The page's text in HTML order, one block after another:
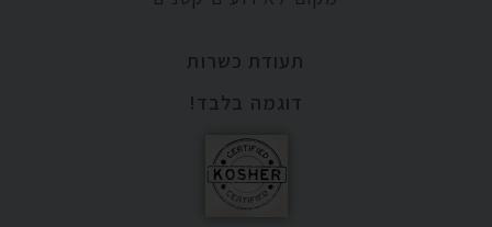
תעודת כשרות
דוגמה בלבד!